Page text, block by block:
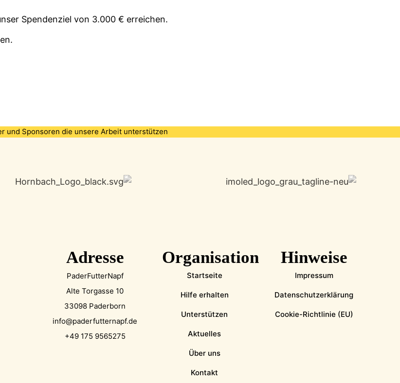
Spendenziel von 3.000 € erreichen.
und Sponsoren die unsere Arbeit unterstützen
Adresse
PaderFutterNapf
Alte Torgasse 10
33098 Paderborn
info@paderfutternapf.de
+49 175 9565275
Organisation
Startseite
Hilfe erhalten
Unterstützen
Aktuelles
Über uns
Kontakt
Hinweise
Impressum
Datenschutzerklärung
Cookie-Richtlinie (EU)